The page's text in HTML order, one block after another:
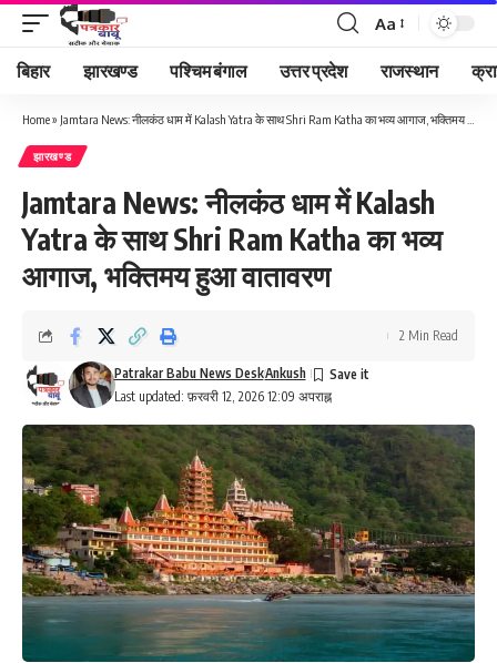
Font
Resizer
Aa
बिहार झारखण्ड पश्चिम बंगाल उत्तर प्रदेश राजस्थान
Home» Jamtara News: नीलकंठ धाम में Kalash Yatra के साथ Shri Ram Katha का भव्य आगाज, भक्तिमय हुआ वातावरण
झारखण्ड
Jamtara News: नीलकंठ धाम में Kalash
Yatra के साथ Shri Ram Katha का भव्य
आगाज, भक्तिमय हुआ वातावरण
Last updated: फ़रवरी 12, 2026 12:09 अपराह्न
Patrakar Babu News DeskAnkush
2 Min Read